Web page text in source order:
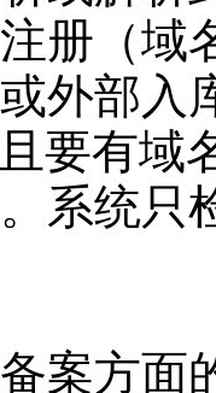
册（域
外部入
要有域
系统只
案方面